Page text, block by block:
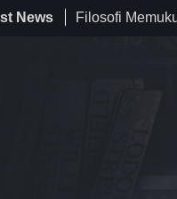
News
141 Tahun
Lama, DPR